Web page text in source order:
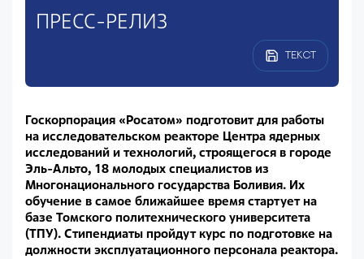
ПРЕСС-РЕЛИЗ
ТЕКСТ
Госкорпорация «Росатом» подготовит для работы
на исследовательском реакторе Центра ядерных
исследований и технологий, строящегося в городе
Эль-Альто, 18 молодых специалистов из
Многонационального государства Боливия. Их
обучение в самое ближайшее время стартует на
базе Томского политехнического университета
(ТПУ). Стипендиаты пройдут курс по подготовке на
должности эксплуатационного персонала реактора.